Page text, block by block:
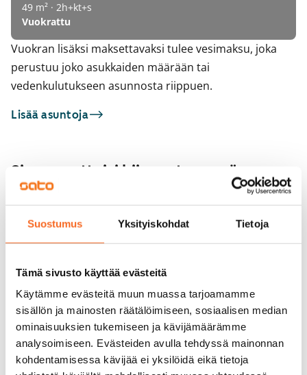
Suostumus Yksityiskohdat Tietoja
Tämä sivusto käyttää evästeitä
Käytämme evästeitä muun muassa tarjoamamme
sisällön ja mainosten räätälöimiseen, sosiaalisen median
ominaisuuksien tukemiseen ja kävijämäärämme
analysoimiseen. Evästeiden avulla tehdyssä mainonnan
kohdentamisessa kävijää ei yksilöidä eikä tietoja
49 m² · 2h+kt+s
Vuokrattu
Vuokran lisäksi maksettavaksi tulee vesimaksu, joka
perustuu joko asukkaiden määrään tai
vedenkulutukseen asunnosta riippuen.
Lisää asuntoja
Sinua saattaisi kiinnostaa myös
Tampere, Härmälänranta
48,5 m² · 2h+kt+s
Lentovarikonkatu
Vapautumassa 1.10.